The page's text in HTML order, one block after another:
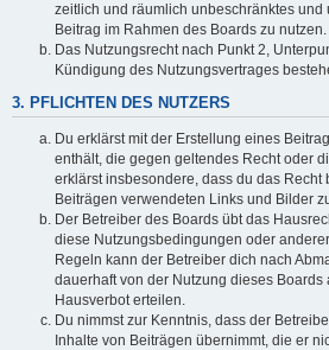
zeitlich und räumlich unbeschränktes
Beitrag im Rahmen des Boards zu nutzen.
Das Nutzungsrecht nach Punkt 2,
Kündigung des Nutzungsvertrages
3. PFLICHTEN DES NUTZERS
Du erklärst mit der Erstellung eines
enthält, die gegen geltendes Recht oder
erklärst insbesondere, dass du das Recht
Beiträgen verwendeten Links und Bilder
Der Betreiber des Boards übt das
diese Nutzungsbedingungen oder
Regeln kann der Betreiber dich nach
dauerhaft von der Nutzung dieses
Hausverbot erteilen.
Du nimmst zur Kenntnis, dass der
Inhalte von Beiträgen übernimmt, die er